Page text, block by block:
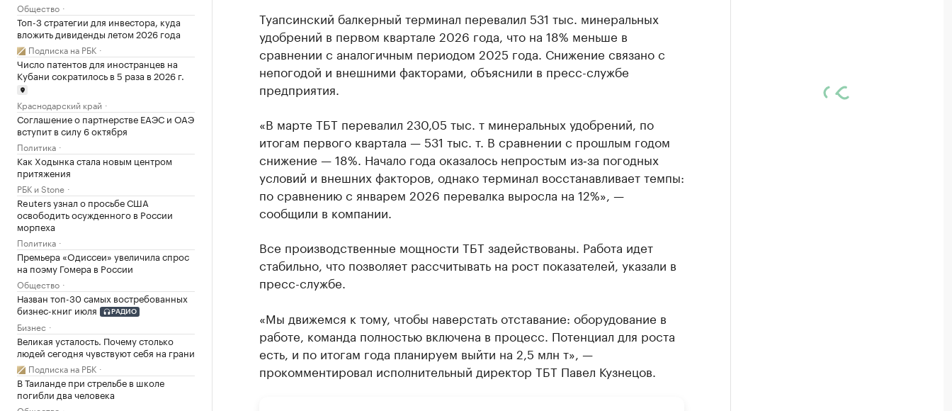
Общество
Топ-3 стратегии для инвестора, куда
вложить дивиденды летом 2026 года
Подписка на РБК
Число патентов для иностранцев на
Кубани сократилось в 5 раза в 2026 г.
Краснодарский край
Соглашение о партнерстве ЕАЭС и ОАЭ
вступит в силу 6 октября
Политика
Как Ходынка стала новым центром
притяжения
РБК и Stone
Reuters узнал о просьбе США
освободить осужденного в России
морпеха
Политика
Премьера «Одиссеи» увеличила спрос
на поэму Гомера в России
Общество
Назван топ-30 самых востребованных
бизнес-книг июля
РАДИО
Бизнес
Великая усталость. Почему столько
людей сегодня чувствуют себя на грани
Подписка на РБК
В Таиланде при стрельбе в школе
погибли два человека
Туапсинский балкерный терминал перевалил 531 тыс. минеральных
удобрений в первом квартале 2026 года, что на 18% меньше в
сравнении с аналогичным периодом 2025 года. Снижение связано с
непогодой и внешними факторами, объяснили в пресс-службе
предприятия.
«В марте ТБТ перевалил 230,05 тыс. т минеральных удобрений, по
итогам первого квартала — 531 тыс. т. В сравнении с прошлым годом
снижение — 18%. Начало года оказалось непростым из‑за погодных
условий и внешних факторов, однако терминал восстанавливает темпы:
по сравнению с январем 2026 перевалка выросла на 12%», —
сообщили в компании.
Все производственные мощности ТБТ задействованы. Работа идет
стабильно, что позволяет рассчитывать на рост показателей, указали в
пресс-службе.
«Мы движемся к тому, чтобы наверстать отставание: оборудование в
работе, команда полностью включена в процесс. Потенциал для роста
есть, и по итогам года планируем выйти на 2,5 млн т», —
прокомментировал исполнительный директор ТБТ Павел Кузнецов.